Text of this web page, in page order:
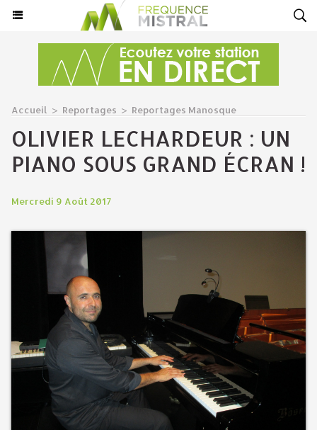
Accueil > Reportages > Reportages Manosque
OLIVIER LECHARDEUR : UN
PIANO SOUS GRAND ÉCRAN !
Mercredi 9 Août 2017